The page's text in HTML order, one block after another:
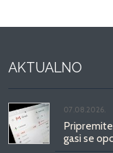
AKTUALNO
07.08.2026.
gasi se